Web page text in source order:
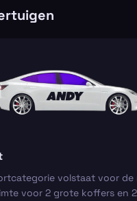
volstaat voor de
voor 2 grote koffers en